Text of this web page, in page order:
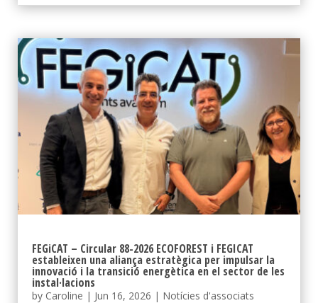
FEGiCAT – Circular 88-2026 ECOFOREST i FEGICAT
estableixen una aliança estratègica per impulsar la
innovació i la transició energètica en el sector de les
instal·lacions
by Caroline | Jun 16, 2026 | Notícies d'associats